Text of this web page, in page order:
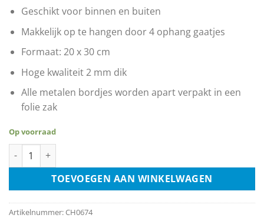
Geschikt voor binnen en buiten
Makkelijk op te hangen door 4 ophang gaatjes
Formaat: 20 x 30 cm
Hoge kwaliteit 2 mm dik
Alle metalen bordjes worden apart verpakt in een
folie zak
Op voorraad
Brand Bier - Het Bier Waar Limburg Trots Op Is aantal
TOEVOEGEN AAN WINKELWAGEN
Artikelnummer:CH0674